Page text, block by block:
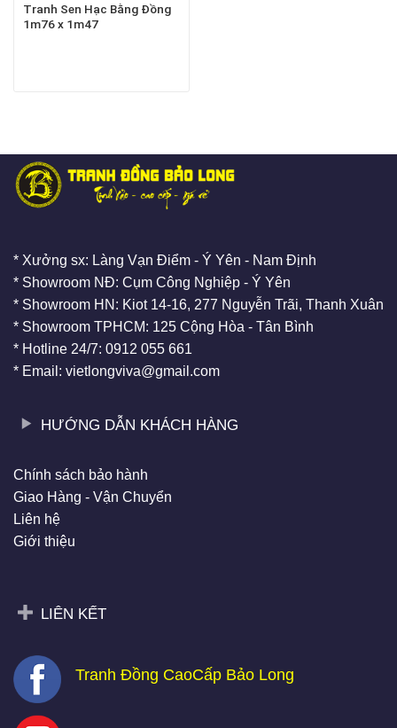
Tranh Sen Hạc Bằng Đồng
1m76 x 1m47
* Xưởng sx: Làng Vạn Điểm - Ý Yên - Nam Định
* Showroom NĐ: Cụm Công Nghiệp - Ý Yên
* Showroom HN: Kiot 14-16, 277 Nguyễn Trãi, Thanh Xuân
* Showroom TPHCM: 125 Cộng Hòa - Tân Bình
* Hotline 24/7: 0912 055 661
* Email: vietlongviva@gmail.com
HƯỚNG DẪN KHÁCH HÀNG
Chính sách bảo hành
Giao Hàng - Vận Chuyển
Liên hệ
Giới thiệu
LIÊN KẾT
Tranh Đồng CaoCấp Bảo Long